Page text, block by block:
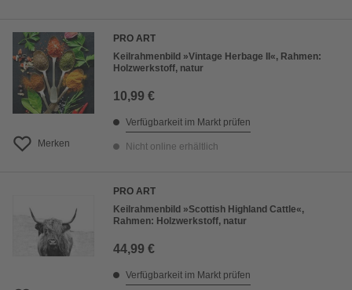
Merken
PRO ART
Keilrahmenbild »Vintage Herbage II«, Rahmen:
Holzwerkstoff, natur
10,99 €
Verfügbarkeit im Markt prüfen
Nicht online erhältlich
PRO ART
Keilrahmenbild »Scottish Highland Cattle«,
Rahmen: Holzwerkstoff, natur
44,99 €
Verfügbarkeit im Markt prüfen